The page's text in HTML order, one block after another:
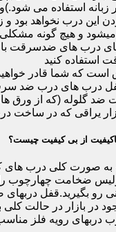
زبانه استفاده می
این درب نخواهد بود
و هیچ گونه
درب های ضدسرقت با
کنید
است که شما قادر
درب های درب ضد سرقت
گلوله (که از ورق
یراقی که در
از بی کیفیت چیست؟
ضخامت چهارچوب را
رو بگیرید.قفل
رویه فلز